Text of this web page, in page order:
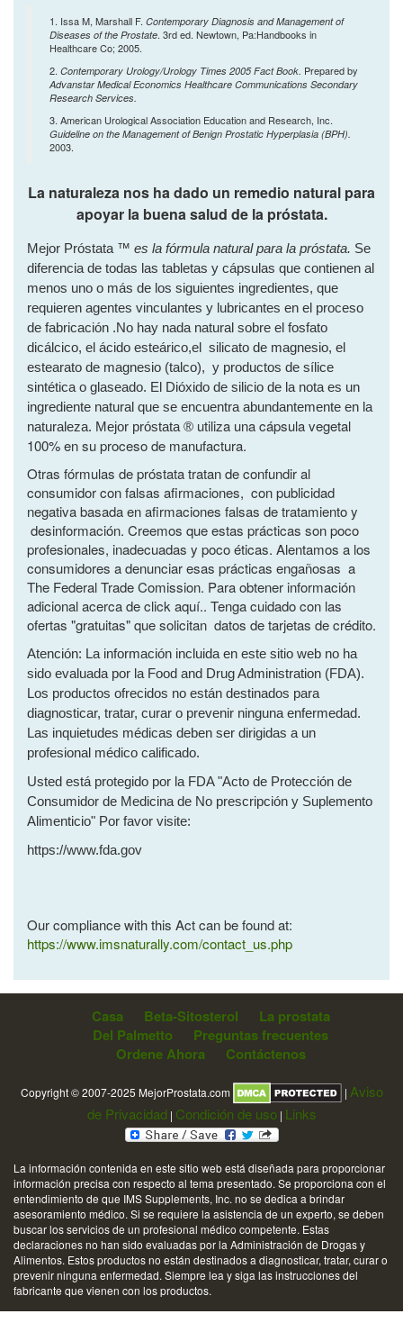
1. Issa M, Marshall F. Contemporary Diagnosis and Management of
Diseases of the Prostate. 3rd ed. Newtown, Pa:Handbooks in
Healthcare Co; 2005.
2. Contemporary Urology/Urology Times 2005 Fact Book. Prepared by
Advanstar Medical Economics Healthcare Communications Secondary
Research Services.
3. American Urological Association Education and Research, Inc.
Guideline on the Management of Benign Prostatic Hyperplasia (BPH).
2003.
La naturaleza nos ha dado un remedio natural para
apoyar la buena salud de la próstata.
Mejor Próstata ™ es la fórmula natural para la próstata. Se
diferencia de todas las tabletas y cápsulas que contienen al
menos uno o más de los siguientes ingredientes, que
requieren agentes vinculantes y lubricantes en el proceso
de fabricación .No hay nada natural sobre el fosfato
dicálcico, el ácido esteárico,el silicato de magnesio, el
estearato de magnesio (talco), y productos de sílice
sintética o glaseado. El Dióxido de silicio de la nota es un
ingrediente natural que se encuentra abundantemente en la
naturaleza. Mejor próstata ® utiliza una cápsula vegetal
100% en su proceso de manufactura.
Otras fórmulas de próstata tratan de confundir al
consumidor con falsas afirmaciones, con publicidad
negativa basada en afirmaciones falsas de tratamiento y
desinformación. Creemos que estas prácticas son poco
profesionales, inadecuadas y poco éticas. Alentamos a los
consumidores a denunciar esas prácticas engañosas a
The Federal Trade Comission. Para obtener información
adicional acerca de click aquí.. Tenga cuidado con las
ofertas "gratuitas" que solicitan datos de tarjetas de crédito.
Atención: La información incluida en este sitio web no ha
sido evaluada por la Food and Drug Administration (FDA).
Los productos ofrecidos no están destinados para
diagnosticar, tratar, curar o prevenir ninguna enfermedad.
Las inquietudes médicas deben ser dirigidas a un
profesional médico calificado.
Usted está protegido por la FDA "Acto de Protección de
Consumidor de Medicina de No prescripción y Suplemento
Alimenticio" Por favor visite:
https://www.fda.gov
Our compliance with this Act can be found at:
https://www.imsnaturally.com/contact_us.php
Casa Beta-Sitosterol
La prostata
Del Palmetto
Preguntas frecuentes
Ordene Ahora
Contáctenos
Copyright © 2007-2025 MejorProstata.com | Aviso
de Privacidad| Condición de uso| Links
La información contenida en este sitio web está diseñada para proporcionar
información precisa con respecto al tema presentado. Se proporciona con el
entendimiento de que IMS Supplements, Inc. no se dedica a brindar
asesoramiento médico. Si se requiere la asistencia de un experto, se deben
buscar los servicios de un profesional médico competente. Estas
declaraciones no han sido evaluadas por la Administración de Drogas y
Alimentos. Estos productos no están destinados a diagnosticar, tratar, curar o
prevenir ninguna enfermedad. Siempre lea y siga las instrucciones del
fabricante que vienen con los productos.